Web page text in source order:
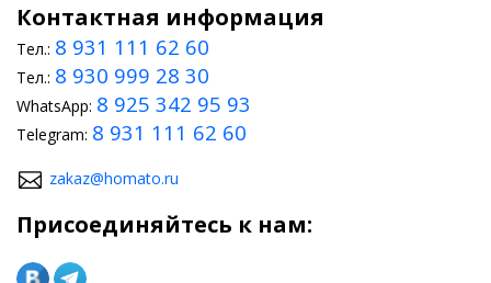
Контактная информация
Тел.: 8 931 111 62 60
Тел.: 8 930 999 28 30
WhatsApp: 8 925 342 95 93
Telegram: 8 931 111 62 60
zakaz@homato.ru
Присоединяйтесь к нам: